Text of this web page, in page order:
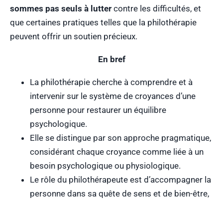
sommes pas seuls à lutter contre les difficultés, et
que certaines pratiques telles que la philothérapie
peuvent offrir un soutien précieux.
En bref
La philothérapie cherche à comprendre et à
intervenir sur le système de croyances d’une
personne pour restaurer un équilibre
psychologique.
Elle se distingue par son approche pragmatique,
considérant chaque croyance comme liée à un
besoin psychologique ou physiologique.
Le rôle du philothérapeute est d’accompagner la
personne dans sa quête de sens et de bien-être,